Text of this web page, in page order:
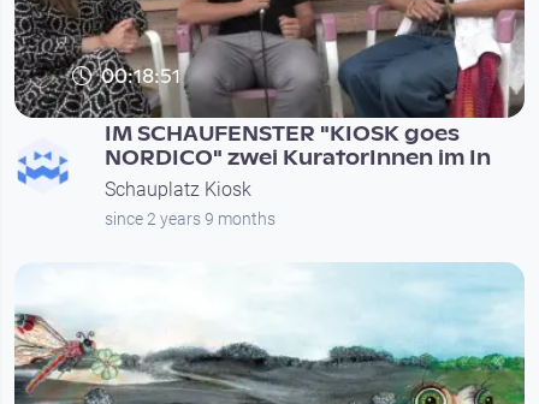
00:18:51
IM SCHAUFENSTER "KIOSK goes
NORDICO" zwei KuratorInnen im In
Schauplatz Kiosk
since 2 years 9 months